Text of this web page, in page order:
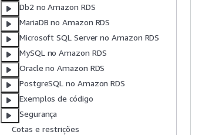
Db2 no Amazon RDS
MariaDB no Amazon RDS
Microsoft SQL Server no Amazon RDS
MySQL no Amazon RDS
Oracle no Amazon RDS
PostgreSQL no Amazon RDS
Exemplos de código
Segurança
Cotas e restrições